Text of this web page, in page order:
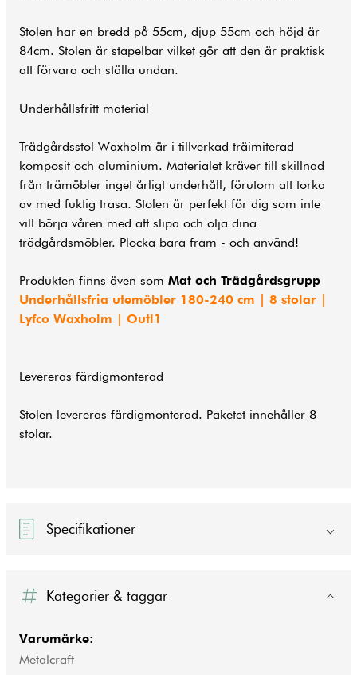
Stolen har en bredd på 55cm, djup 55cm och höjd är
84cm. Stolen är stapelbar vilket gör att den är praktisk
att förvara och ställa undan.
Underhållsfritt material
Trädgårdsstol Waxholm är i tillverkad träimiterad
komposit och aluminium. Materialet kräver till skillnad
från trämöbler inget årligt underhåll, förutom att torka
av med fuktig trasa. Stolen är perfekt för dig som inte
vill börja våren med att slipa och olja dina
trädgårdsmöbler. Plocka bara fram - och använd!
Produkten finns även som Mat och Trädgårdsgrupp
Underhållsfria utemöbler 180-240 cm | 8 stolar |
Lyfco Waxholm | Outl1
Levereras färdigmonterad
Stolen levereras färdigmonterad. Paketet innehåller 8
stolar.
Specifikationer
Kategorier & taggar
Varumärke:
Metalcraft